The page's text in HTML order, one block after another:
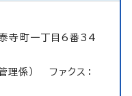
寺町一丁目6番34
係） ファクス：